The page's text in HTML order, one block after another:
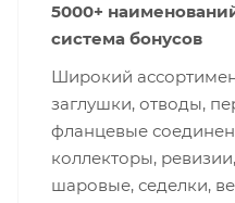
5000+
система бонусов
Широкий
заглушки, отводы,
фланцевые
коллекторы,
шаровые, седелки,